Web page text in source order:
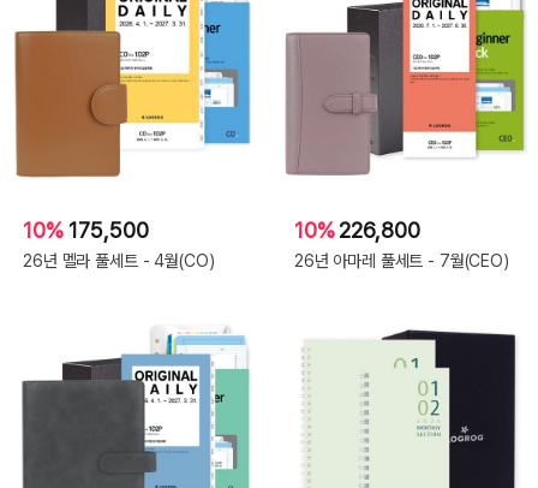
10% 175,500
26년 멜라 풀세트 - 4월(CO)
10%226,800
26년 아마레 풀세트 - 7월(CEO)